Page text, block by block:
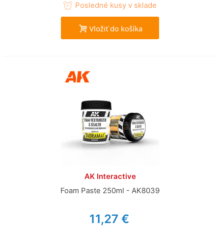
Posledné kusy v sklade
Vložiť do košíka
AK Interactive
Foam Paste 250ml - AK8039
11,27 €